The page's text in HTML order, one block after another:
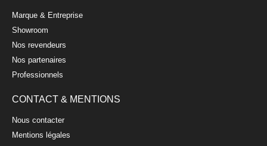
Marque & Entreprise
Showroom
Nos revendeurs
Nos partenaires
Professionnels
CONTACT & MENTIONS
Nous contacter
Mentions légales